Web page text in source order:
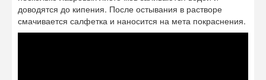
доводятся до кипения. После остывания в растворе
смачивается салфетка и наносится на мета покраснения.